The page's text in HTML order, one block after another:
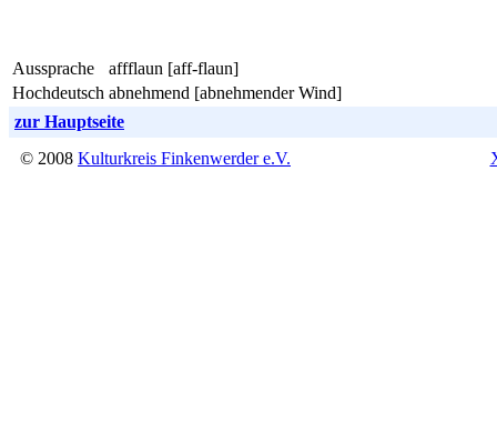
Aussprache
affflaun [aff-flaun]
Hochdeutsch abnehmend [abnehmender Wind]
zur Hauptseite
© 2008 Kulturkreis Finkenwerder e.V.